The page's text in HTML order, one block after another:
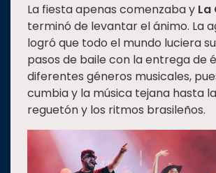
La fiesta apenas comenzaba y La
terminó de levantar el ánimo. La
logró que todo el mundo luciera
pasos de baile con la entrega de
diferentes géneros musicales,
cumbia y la música tejana hasta
reguetón y los ritmos brasileños.